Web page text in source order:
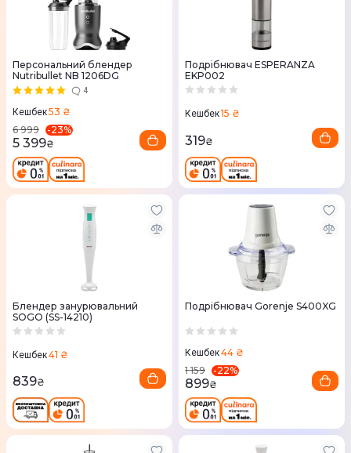
Персональний блендер
Nutribullet NB 1206DG
4
Кешбек53 ₴
6 999
-23%
5 399₴
Подрібнювач ESPERANZA
EKP002
Кешбек15 ₴
319₴
Блендер занурювальний
SOGO (SS-14210)
Кешбек41 ₴
839₴
Подрібнювач Gorenje S400XG
Кешбек44 ₴
1 159
-22%
899₴